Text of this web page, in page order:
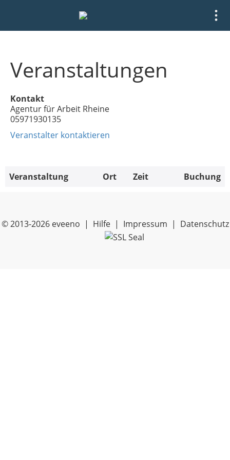
Veranstaltungen
Kontakt
Agentur für Arbeit Rheine
05971930135
Veranstalter kontaktieren
Veranstaltung Ort Zeit Buchung
© 2013-2026 eveeno | Hilfe| Impressum | Datenschutz